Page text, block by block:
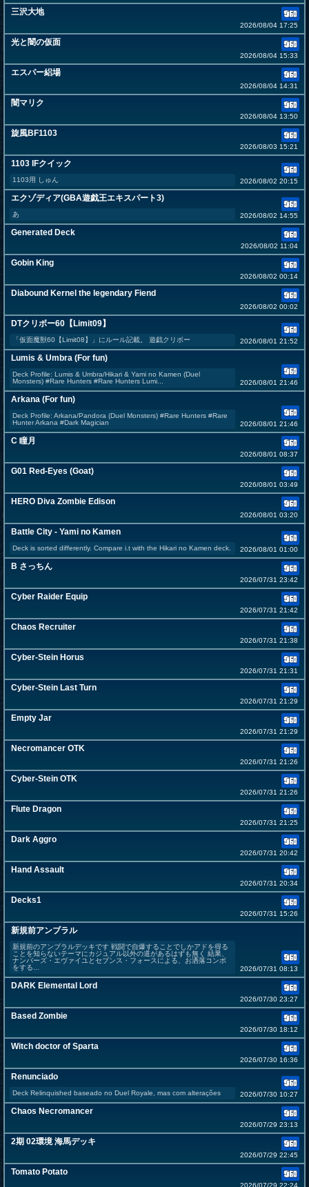
三沢大地
2026/08/04 17:25
光と闇の仮面
2026/08/04 15:33
エスパー絽場
2026/08/04 14:31
闇マリク
2026/08/04 13:50
旋風BF1103
2026/08/03 15:21
1103 IFクイック
1103用 しゅん 2026/08/02 20:15
エクゾディア(GBA遊戯王エキスパート3)
あ 2026/08/02 14:55
Generated Deck
2026/08/02 11:04
Gobin King
2026/08/02 00:14
Diabound Kernel the legendary Fiend
2026/08/02 00:02
DTクリボー60【Limit09】
「仮面魔獣60【Limit08】」にルール記載。 遊戯クリボー 2026/08/01 21:52
Lumis & Umbra (For fun)
Deck Profile: Lumis & Umbra/Hikari & Yami no Kamen (Duel
Monsters) #Rare Hunters #Rare Hunters Lumi...
2026/08/01 21:46
Arkana (For fun)
Deck Profile: Arkana/Pandora (Duel Monsters) #Rare Hunters #Rare
Hunter Arkana #Dark Magician
2026/08/01 21:46
C 瞳月
2026/08/01 08:37
G01 Red-Eyes (Goat)
2026/08/01 03:49
HERO Diva Zombie Edison
2026/08/01 03:20
Battle City - Yami no Kamen
Deck is sorted differently. Compare i.t with the Hikari no Kamen deck. 2026/08/01 01:00
B さっちん
2026/07/31 23:42
Cyber Raider Equip
2026/07/31 21:42
Chaos Recruiter
2026/07/31 21:38
Cyber-Stein Horus
2026/07/31 21:31
Cyber-Stein Last Turn
2026/07/31 21:29
Empty Jar
2026/07/31 21:29
Necromancer OTK
2026/07/31 21:26
Cyber-Stein OTK
2026/07/31 21:26
Flute Dragon
2026/07/31 21:25
Dark Aggro
2026/07/31 20:42
Hand Assault
2026/07/31 20:34
Decks1
2026/07/31 15:26
新規前アンブラル
新規前のアンブラルデッキです 戦闘で自爆することでしかアドを得る
ことを知らないテーマにカジュアル以外の道があるはずも無く 結果、
ナンバーズ・エヴァイユとセブンス・フォースによる、お洒落コンボ
をする...
2026/07/31 08:13
DARK Elemental Lord
2026/07/30 23:27
Based Zombie
2026/07/30 18:12
Witch doctor of Sparta
2026/07/30 16:36
Renunciado
Deck Relinquished baseado no Duel Royale, mas com alterações 2026/07/30 10:27
Chaos Necromancer
2026/07/29 23:13
2期 02環境 海馬デッキ
2026/07/29 22:45
Tomato Potato
2026/07/29 22:24